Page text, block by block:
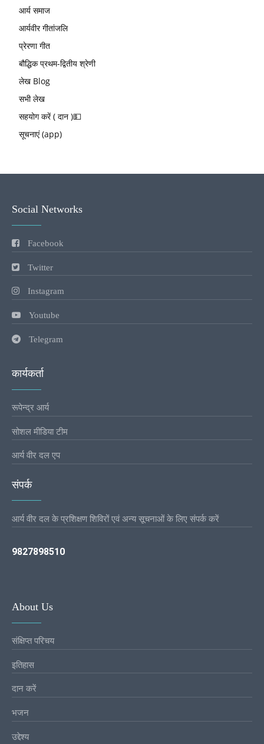
आर्य समाज
आर्यवीर गीतांजलि
प्रेरणा गीत
बौद्धिक प्रथम-द्वितीय श्रेणी
लेख Blog
सभी लेख
सहयोग करें ( दान )💵
सूचनाएं (app)
Social Networks
Facebook
Twitter
Instagram
Youtube
Telegram
कार्यकर्ता
रूपेन्द्र आर्य
सोशल मीडिया टीम
आर्य वीर दल एप
संपर्क
आर्य वीर दल के प्रशिक्षण शिविरों एवं अन्य सूचनाओं के लिए संपर्क करें
9827898510
About Us
संक्षिप्त परिचय
इतिहास
दान करें
भजन
उद्देश्य